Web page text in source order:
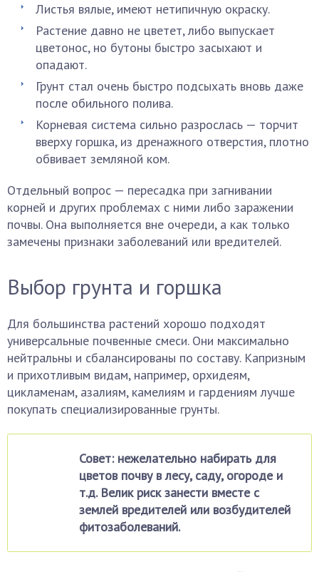
Листья вялые, имеют нетипичную окраску.
Растение давно не цветет, либо выпускает
цветонос, но бутоны быстро засыхают и
опадают.
Грунт стал очень быстро подсыхать вновь даже
после обильного полива.
Корневая система сильно разрослась — торчит
вверху горшка, из дренажного отверстия, плотно
обвивает земляной ком.
Отдельный вопрос — пересадка при загнивании
корней и других проблемах с ними либо заражении
почвы. Она выполняется вне очереди, а как только
замечены признаки заболеваний или вредителей.
Выбор грунта и горшка
Для большинства растений хорошо подходят
универсальные почвенные смеси. Они максимально
нейтральны и сбалансированы по составу. Капризным
и прихотливым видам, например, орхидеям,
цикламенам, азалиям, камелиям и гардениям лучше
покупать специализированные грунты.
Совет: нежелательно набирать для
цветов почву в лесу, саду, огороде и
т.д. Велик риск занести вместе с
землей вредителей или возбудителей
фитозаболеваний.